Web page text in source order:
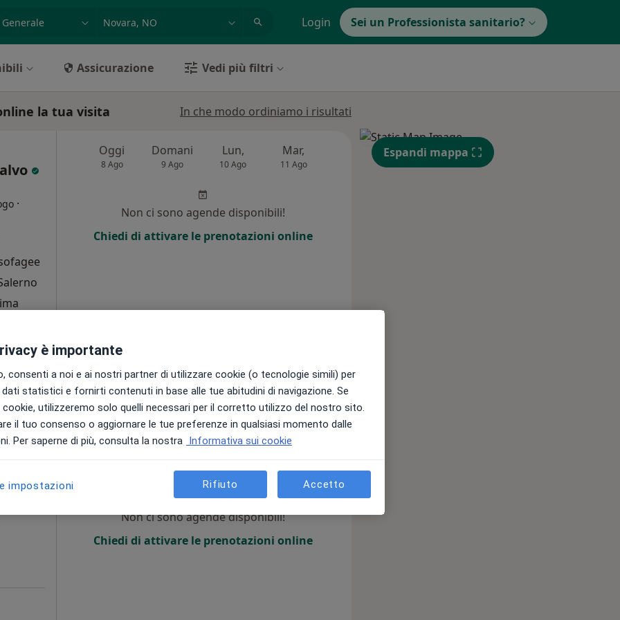
Login Sei un Professionista sanitario?
Assicurazione Vedi più filtri
la tua visita In che modo ordiniamo i risultati
·
150 €
Oggi
8 Ago
Domani
9 Ago
Lun,
10 Ago
Mar,
11 Ago
Gio, Ven,
14 Ago
Non ci sono agende disponibili!
Chiedi di attivare le prenotazioni online
·
9 Ago 10 Ago 11 Ago 12 Ago
Non ci sono agende disponibili!
Chiedi di attivare le prenotazioni online
Espandi mappa
è importante
consenti a noi e ai nostri partner di utilizzare cookie (o tecnologie simili) per
statistici e fornirti contenuti in base alle tue abitudini di navigazione. Se
utilizzeremo solo quelli necessari per il corretto utilizzo del nostro sito.
il tuo consenso o aggiornare le tue preferenze in qualsiasi momento dalle
Per saperne di più, consulta la nostra Informativa sui cookie
impostazioni Rifiuto Accetto